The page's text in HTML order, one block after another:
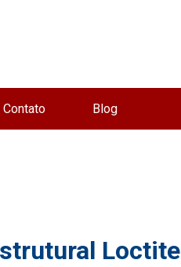
Contato Blog
Loctite